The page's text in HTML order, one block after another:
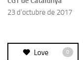
23 d’octubre de 2017
Love 0